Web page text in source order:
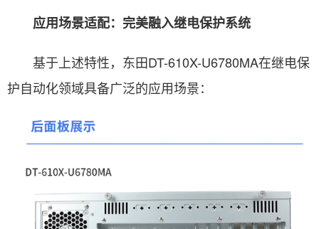
应用场景适配：完美融入继电保护系统
基于上述特性，东田DT-610X-U6780MA在继电保
护自动化领域具备广泛的应用场景：